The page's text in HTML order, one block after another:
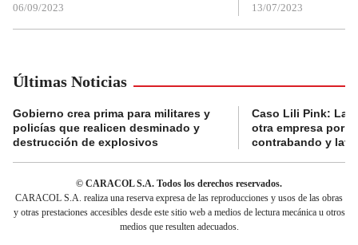
06/09/2023 13/07/2023
Últimas Noticias
Gobierno crea prima para militares y
policías que realicen desminado y
destrucción de explosivos
Caso Lili Pink: La
otra empresa por
contrabando y
© CARACOL S.A. Todos los derechos reservados.
CARACOL S.A. realiza una reserva expresa de las reproducciones y usos de las obras
y otras prestaciones accesibles desde este sitio web a medios de lectura mecánica u otros
medios que resulten adecuados.